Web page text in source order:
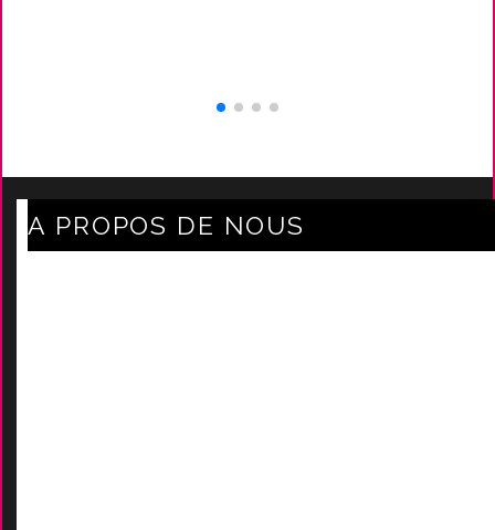
A PROPOS DE NOUS